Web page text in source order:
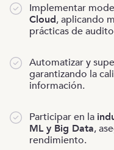
Implementar
Cloud, aplicando
prácticas de
Automatizar y
garantizando la
información.
Participar en la
ML y Big Data,
rendimiento.